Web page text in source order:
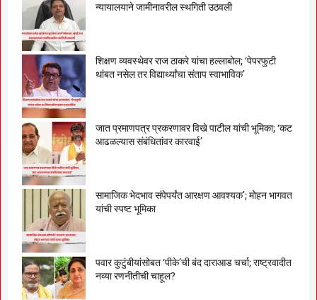
न्यायालयाने जामीनावरील स्थगिती उठवली
शिक्षण व्यवस्थेवर राज ठाकरे यांचा हल्लाबोल; ‘पेपरफुटी
थांबत नसेल तर विद्यार्थ्यांचा संताप स्वाभाविक’
जात प्रमाणपत्र प्रकरणावर विखे पाटील यांची भूमिका; ‘कट
आढळल्यास संबंधितांवर कारवाई’
सामाजिक भेदभाव संपेपर्यंत आरक्षण आवश्यक’; मोहन भागवत
यांची स्पष्ट भूमिका
पवार कुटुंबीयांसोबत ‘पीके’ची बंद दाराआड चर्चा; राष्ट्रवादीत
नव्या रणनीतीची चाहूल?